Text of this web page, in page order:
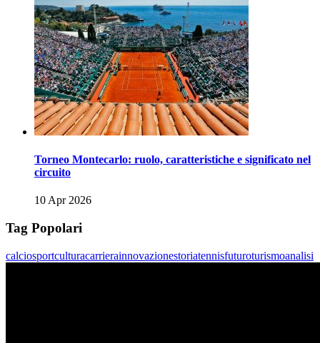
Torneo Montecarlo: ruolo, caratteristiche e significato nel
circuito
10 Apr 2026
Tag Popolari
calciosportculturacarrierainnovazionestoriatennisfuturoturismoanalisi